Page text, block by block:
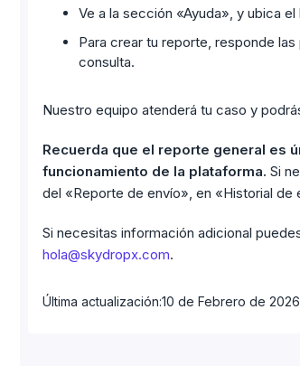
Ve a la sección «Ayuda», y ubica
Para crear tu reporte, responde
consulta.
Nuestro equipo atenderá tu caso y
Recuerda que el reporte general es
funcionamiento de la plataforma. Si
del «Reporte de envío», en «Historial de
Si necesitas información adicional
hola@skydropx.com.
Última actualización:10 de Febrero de 2026